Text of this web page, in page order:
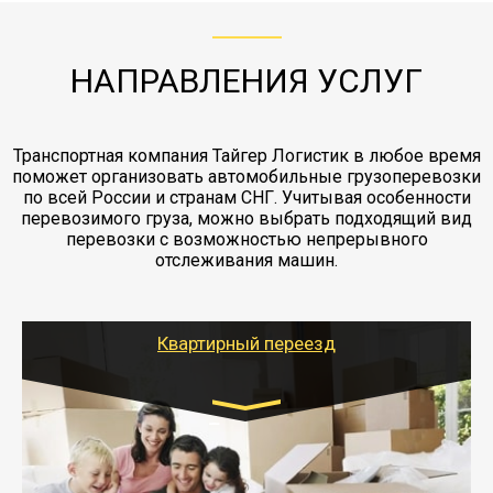
заканчивая выгрузкой в пункте получателя.
НАПРАВЛЕНИЯ УСЛУГ
Транспортная компания Тайгер Логистик в любое время
поможет организовать автомобильные грузоперевозки
по всей России и странам СНГ. Учитывая особенности
перевозимого груза, можно выбрать подходящий вид
перевозки с возможностью непрерывного
отслеживания машин.
Квартирный переезд
Газель: 1,5 и 3 тонны
от 5000 руб.